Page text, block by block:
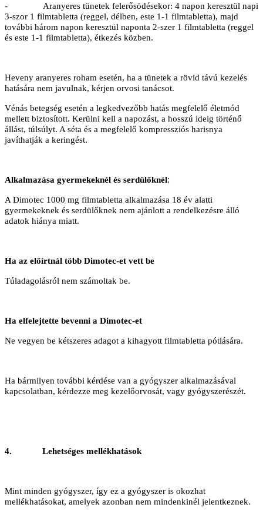
- Aranyeres tünetek felerősödésekor: 4 napon keresztül napi
3-szor 1 filmtabletta (reggel, délben, este 1-1 filmtabletta), majd
további három napon keresztül naponta 2-szer 1 filmtabletta (reggel
és este 1-1 filmtabletta), étkezés közben.
Heveny aranyeres roham esetén, ha a tünetek a rövid távú kezelés
hatására nem javulnak, kérjen orvosi tanácsot.
Vénás betegség esetén a legkedvezőbb hatás megfelelő életmód
mellett biztosított. Kerülni kell a napozást, a hosszú ideig történő
állást, túlsúlyt. A séta és a megfelelő kompressziós harisnya
javíthatják a keringést.
Alkalmazása gyermekeknél és serdülőknél:
A Dimotec 1000 mg filmtabletta alkalmazása 18 év alatti
gyermekeknek és serdülőknek nem ajánlott a rendelkezésre álló
adatok hiánya miatt.
Ha az előírtnál több Dimotec-et vett be
Túladagolásról nem számoltak be.
Ha elfelejtette bevenni a Dimotec-et
Ne vegyen be kétszeres adagot a kihagyott filmtabletta pótlására.
Ha bármilyen további kérdése van a gyógyszer alkalmazásával
kapcsolatban, kérdezze meg kezelőorvosát, vagy gyógyszerészét.
4. Lehetséges mellékhatások
Mint minden gyógyszer, így ez a gyógyszer is okozhat
mellékhatásokat, amelyek azonban nem mindenkinél jelentkeznek.